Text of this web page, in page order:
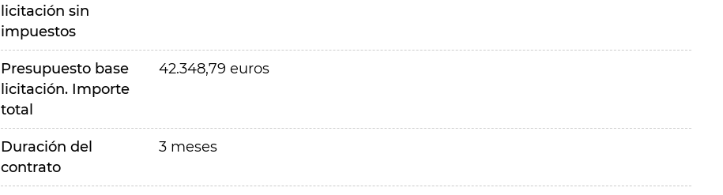
licitación sin
impuestos
Presupuesto base
licitación. Importe
total
42.348,79 euros
Duración del
contrato
3 meses